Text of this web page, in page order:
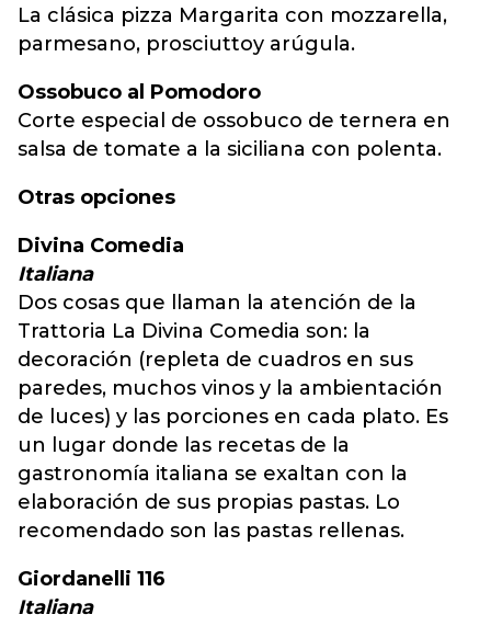
La clásica pizza Margarita con mozzarella,
parmesano, prosciuttoy arúgula.
Ossobuco al Pomodoro
Corte especial de ossobuco de ternera en
salsa de tomate a la siciliana con polenta.
Otras opciones
Divina Comedia
Italiana
Dos cosas que llaman la atención de la
Trattoria La Divina Comedia son: la
decoración (repleta de cuadros en sus
paredes, muchos vinos y la ambientación
de luces) y las porciones en cada plato. Es
un lugar donde las recetas de la
gastronomía italiana se exaltan con la
elaboración de sus propias pastas. Lo
recomendado son las pastas rellenas.
Giordanelli 116
Italiana